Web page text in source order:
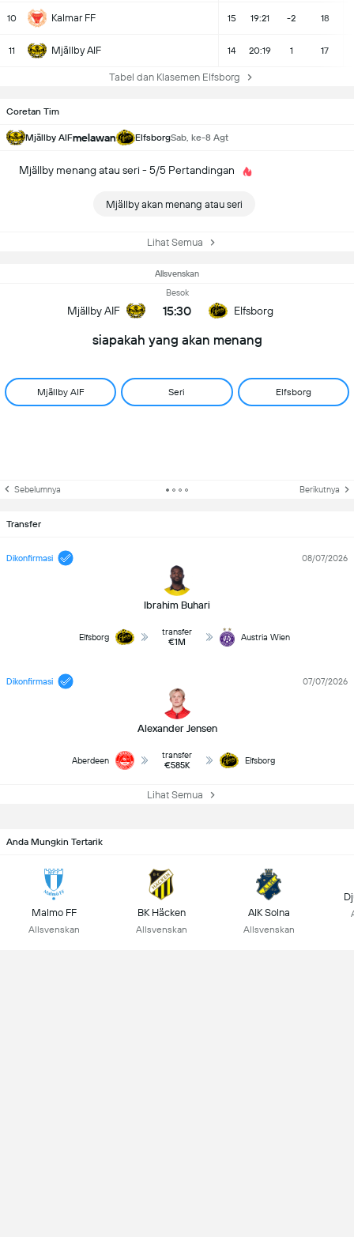
10 Kalmar FF 15 19:21 -2 18
11 Mjällby AIF 14 20:19 1 17
Tabel dan Klasemen Elfsborg
Coretan Tim
Mjällby AIFmelawan ElfsborgSab, ke-8 Agt
Mjällby menang atau seri - 5/5 Pertandingan
Mjällby akan menang atau seri
Lihat Semua
Allsvenskan
Mjällby AIF
Besok
15:30 Elfsborg
siapakah yang akan menang
Mjällby AIF Seri Elfsborg
Sebelumnya Berikutnya
Transfer
Dikonfirmasi
Ibrahim Buhari
08/07/2026
Elfsborg
transfer
€1M
Austria Wien
Dikonfirmasi
Alexander Jensen
07/07/2026
Aberdeen
transfer
€585K
Elfsborg
Lihat Semua
Anda Mungkin Tertarik
Malmo FF
Allsvenskan
BK Häcken
Allsvenskan
AIK Solna
Allsvenskan